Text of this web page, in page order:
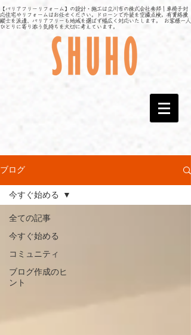
【バリアフリーリフォーム】の設計・施工は立川市の株式会社秀邦｜車椅子対
応住宅やリフォームはお任せください。ドローンで外装を空撮点検。有資格操
縦士を派遣、バリアフリーも地域を選ばず幅広く対応いたします。 お客様一人
ひとりに寄り添う気持ちを大切に考えています。
ブログ
全ての記事
今すぐ始める
コミュニティ
ブログ作成のヒ
ント
今すぐ始める